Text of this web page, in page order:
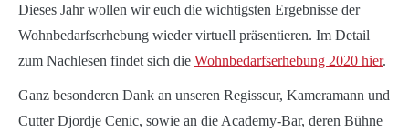
Dieses Jahr wollen wir euch die wichtigsten Ergebnisse der
Wohnbedarfserhebung wieder virtuell präsentieren. Im Detail
zum Nachlesen findet sich die Wohnbedarfserhebung 2020 hier.
Ganz besonderen Dank an unseren Regisseur, Kameramann und
Cutter Djordje Cenic, sowie an die Academy-Bar, deren Bühne